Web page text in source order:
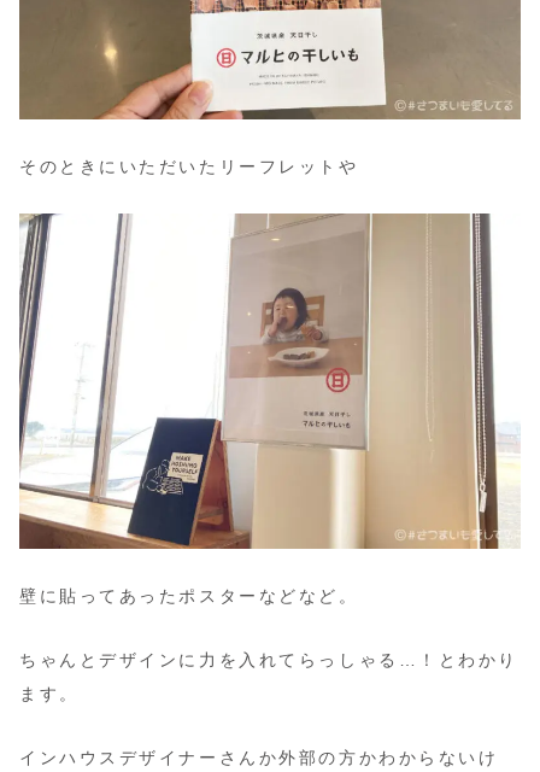
そのときにいただいたリーフレットや
壁に貼ってあったポスターなどなど。
ちゃんとデザインに力を入れてらっしゃる…！とわかり
ます。
インハウスデザイナーさんか外部の方かわからないけ